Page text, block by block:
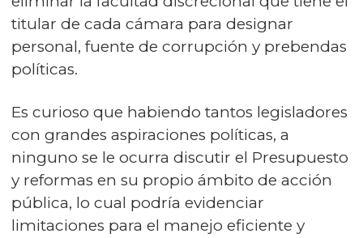
titular de cada cámara para designar
personal, fuente de corrupción y prebendas
políticas.
Es curioso que habiendo tantos legisladores
con grandes aspiraciones políticas, a
ninguno se le ocurra discutir el Presupuesto
y reformas en su propio ámbito de acción
pública, lo cual podría evidenciar
limitaciones para el manejo eficiente y